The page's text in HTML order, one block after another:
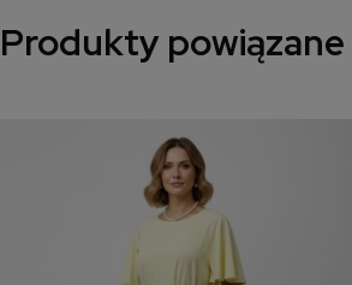
Produkty powiązane